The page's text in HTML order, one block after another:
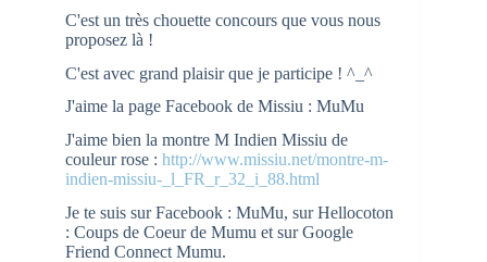
C'est un très chouette concours que vous nous
proposez là !
C'est avec grand plaisir que je participe ! ^_^
J'aime la page Facebook de Missiu : MuMu
J'aime bien la montre M Indien Missiu de
couleur rose : http://www.missiu.net/montre-m-
indien-missiu-_l_FR_r_32_i_88.html
Je te suis sur Facebook : MuMu, sur Hellocoton
: Coups de Coeur de Mumu et sur Google
Friend Connect Mumu.